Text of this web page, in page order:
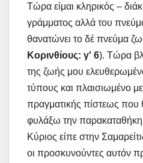
Τώρα είμαι κληρικός –
γράμματος αλλά του
θανατώνει το δέ πνεύμα
Κορινθίους: γ' 6). Τώρα
της ζωής μου
τύπους και πλαισιωμένο
πραγματικής πίστεως που
φυλάξω την
Κύριος είπε στην
οι προσκυνούντες αυτόν